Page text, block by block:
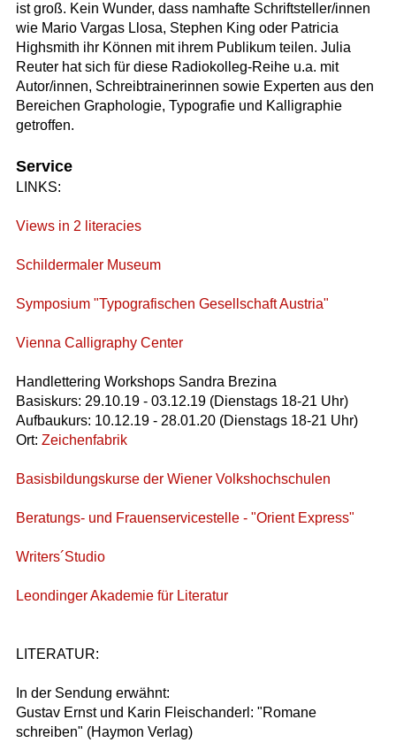
ist groß. Kein Wunder, dass namhafte Schriftsteller/innen
wie Mario Vargas Llosa, Stephen King oder Patricia
Highsmith ihr Können mit ihrem Publikum teilen. Julia
Reuter hat sich für diese Radiokolleg-Reihe u.a. mit
Autor/innen, Schreibtrainerinnen sowie Experten aus den
Bereichen Graphologie, Typografie und Kalligraphie
getroffen.
Service
LINKS:
Views in 2 literacies
Schildermaler Museum
Symposium "Typografischen Gesellschaft Austria"
Vienna Calligraphy Center
Handlettering Workshops Sandra Brezina
Basiskurs: 29.10.19 - 03.12.19 (Dienstags 18-21 Uhr)
Aufbaukurs: 10.12.19 - 28.01.20 (Dienstags 18-21 Uhr)
Ort: Zeichenfabrik
Basisbildungskurse der Wiener Volkshochschulen
Beratungs- und Frauenservicestelle - "Orient Express"
Writers´Studio
Leondinger Akademie für Literatur
LITERATUR:
In der Sendung erwähnt:
Gustav Ernst und Karin Fleischanderl: "Romane
schreiben" (Haymon Verlag)